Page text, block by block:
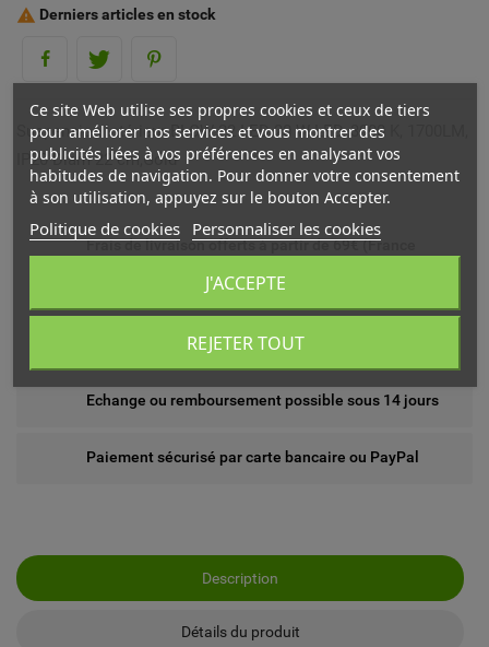
 Derniers articles en stock
Suspension intérieur BLOW 22 LED 20 W LED, 3000 K, 1700LM,
IP20 Diam 22 cm,Gold
Frais de livraison offerts à partir de 69€ (France
métropolitaine)
Echange ou remboursement possible sous 14 jours
Paiement sécurisé par carte bancaire ou PayPal
Description
Détails du produit
Ce site Web utilise ses propres cookies et ceux de tiers
pour améliorer nos services et vous montrer des
publicités liées à vos préférences en analysant vos
habitudes de navigation. Pour donner votre consentement
à son utilisation, appuyez sur le bouton Accepter.
Politique de cookies Personnaliser les cookies
REJETER TOUT
J'ACCEPTE